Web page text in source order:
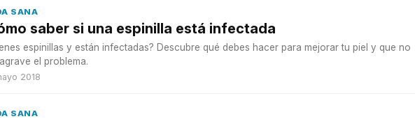
SANA
saber si una espinilla está infectada
espinillas y están infectadas? Descubre qué debes hacer para mejorar tu piel y que no
el problema.
2018
SANA